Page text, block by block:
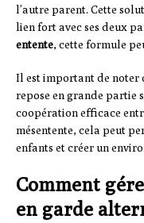
l’autre parent. Cette
lien fort avec ses deux
entente, cette formule
Il est important de noter
repose en grande partie
coopération efficace
mésentente, cela peut
enfants et créer un
Comment
en garde